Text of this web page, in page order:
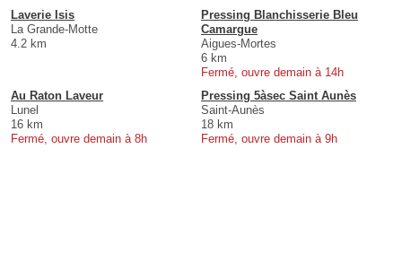
Laverie Isis
La Grande-Motte
4.2 km
Pressing Blanchisserie Bleu
Camargue
Aigues-Mortes
6 km
Fermé, ouvre demain à 14h
Au Raton Laveur
Lunel
16 km
Fermé, ouvre demain à 8h
Pressing 5àsec Saint Aunès
Saint-Aunès
18 km
Fermé, ouvre demain à 9h